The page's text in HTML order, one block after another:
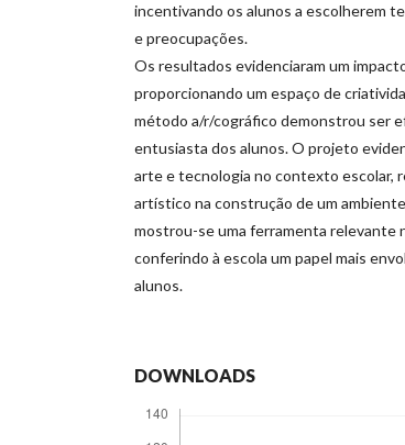
incentivando os alunos a escolherem
e preocupações.
Os resultados evidenciaram um
proporcionando um espaço de
método a/r/cográfico demonstrou ser
entusiasta dos alunos. O projeto
arte e tecnologia no contexto escolar,
artístico na construção de um
mostrou-se uma ferramenta relevante
conferindo à escola um papel mais
alunos.
DOWNLOADS